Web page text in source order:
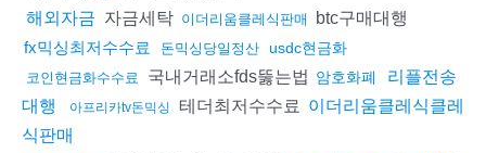
해외자금 자금세탁 이더리움클레식판매 btc구매대행
fx믹싱최저수수료 돈믹싱당일정산 usdc현금화
코인현금화수수료 국내거래소fds뚫는법 암호화폐
리플전송
대행
아프리카tv돈믹싱 테더최저수수료 이더리움클레식클레
식판매